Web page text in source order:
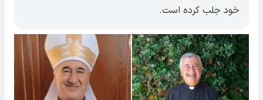
خود جلب کرده است.